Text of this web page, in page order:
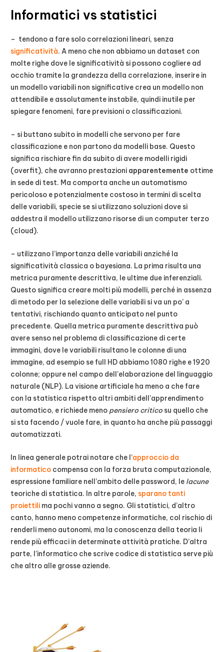
Informatici vs statistici
– tendono a fare solo correlazioni lineari, senza
significatività. A meno che non abbiamo un dataset con
molte righe dove le significatività si possono cogliere ad
occhio tramite la grandezza della correlazione, inserire in
un modello variabili non significative crea un modello non
attendibile e assolutamente instabile, quindi inutile per
spiegare fenomeni, fare previsioni o classificazioni.
– si buttano subito in modelli che servono per fare
classificazione e non partono da modelli base. Questo
significa rischiare fin da subito di avere modelli rigidi
(overfit), che avranno prestazioni apparentemente ottime
in sede di test. Ma comporta anche un automatismo
pericoloso e potenzialmente costoso in termini di scelta
delle variabili, specie se si utilizzano soluzioni dove si
addestra il modello utilizzano risorse di un computer terzo
(cloud).
– utilizzano l’importanza delle variabili anziché la
significatività classica o bayesiana. La prima risulta una
metrica puramente descrittiva, le ultime due inferenziali.
Questo significa creare molti più modelli, perché in assenza
di metodo per la selezione delle variabili si va un po’ a
tentativi, rischiando quanto anticipato nel punto
precedente. Quella metrica puramente descrittiva può
avere senso nel problema di classificazione di certe
immagini, dove le variabili risultano le colonne di una
immagine, ad esempio se full HD abbiamo 1080 righe e 1920
colonne; oppure nel campo dell’elaborazione del linguaggio
naturale (NLP). La visione artificiale ha meno a che fare
con la statistica rispetto altri ambiti dell’apprendimento
automatico, e richiede meno pensiero critico su quello che
si sta facendo / vuole fare, in quanto ha anche più passaggi
automatizzati.
In linea generale potrai notare che l’approccio da
informatico compensa con la forza bruta computazionale,
espressione familiare nell’ambito delle password, le lacune
teoriche di statistica. In altre parole, sparano tanti
proiettili ma pochi vanno a segno. Gli statistici, d’altro
canto, hanno meno competenze informatiche, col rischio di
renderli meno autonomi, ma la conoscenza della teoria li
rende più efficaci in determinate attività pratiche. D’altra
parte, l’informatico che scrive codice di statistica serve più
che altro alle grosse aziende.